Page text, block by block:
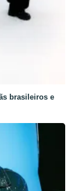
brasileiros e